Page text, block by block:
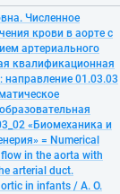
Численное
крови в аорте с
артериального
квалификационная
направление 01.03.03
«Биомеханика и
= Numerical
in the aorta with
arterial duct.
in infants / А. О.